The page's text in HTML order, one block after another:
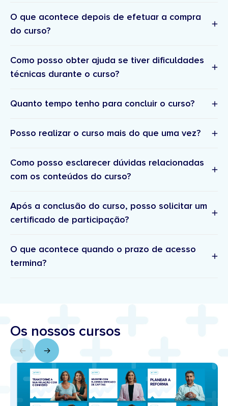
O que acontece depois de efetuar a compra
do curso?
Confirmação da inscrição e resumo da compra –
Um email com os detalhes e confirmação da sua
email.
definir a sua palavra passe para entrar na
plataforma onde pode aceder ao(s) curso(s)
sobre o curso e próximos passos.
Como posso obter ajuda se tiver dificuldades
técnicas durante o curso?
suporte técnico
suporte.academia@doutorfinancas.pt
Quanto tempo tenho para concluir o curso?
Posso realizar o curso mais do que uma vez?
Como posso esclarecer dúvidas relacionadas
com os conteúdos do curso?
comunidade
Após a conclusão do curso, posso solicitar um
certificado de participação?
O que acontece quando o prazo de acesso
termina?
Os nossos cursos